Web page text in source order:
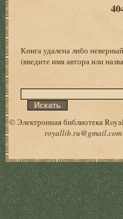
Книга удалена либо
(введите имя автора или
© Электронная библиотека
royallib.ru@gmail.com